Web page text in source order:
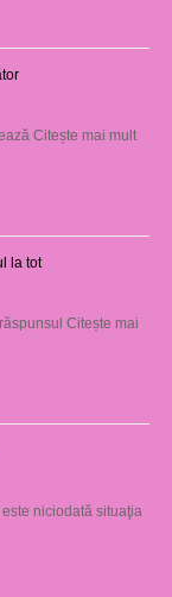
Citește mai mult
la tot
Citește mai
niciodată situaţia